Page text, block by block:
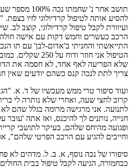
תושב אחר נ'
להסיע אותה לטיפול קרדיולוגי לזיו
ועיוורת לקבל טיפול קרדיולוגי, קוצב
הרכב כעשרים וחמש דקות עם אישה חולה
התייאשתי והחניתי ב'אדום-לבן' עם תו
הטיפול אני חוזר
שלא הפריעה לאף אחד, לא חסמה את
צריך לתת לנכה קנס כשהם יודעים שאין
ועוד סיפור טרי ממש מעכשיו של ד. א.
קרוב לחצי שעה, ואחרי שלא נותרה לי
לתנועה. אני מרגישה מרומה בגלל שהם לא
חנייה, נותנים לך להיכנס, ואז אתה
ופגועה מהיחס שלהם, בעיקר לתושבי
וחייבים להגיע עם הרכב הפרטי שלהם",
סיפורו של נכה נוסף, א. ב. ל. מדהים לא
כבחמורה, הגיעה לקבל טיפול בבית